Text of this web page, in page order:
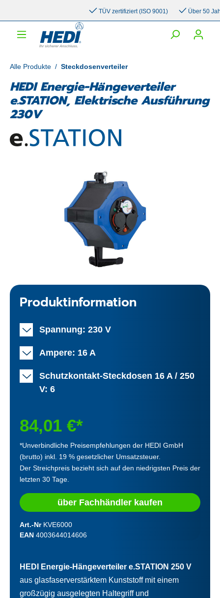
TÜV zertifiziert (ISO 9001) Über 50
Alle Produkte / Steckdosenverteiler
HEDI Energie-Hängeverteiler
e.STATION, Elektrische Ausführung
230V
Produktinformation
Spannung: 230 V
Ampere: 16 A
Schutzkontakt-Steckdosen 16 A / 250
V: 6
84,01 €*
*Unverbindliche Preisempfehlungen der HEDI GmbH
(brutto) inkl. 19 % gesetzlicher Umsatzsteuer.
Der Streichpreis bezieht sich auf den niedrigsten Preis der
letzten 30 Tage.
über Fachhändler kaufen
Art.-Nr KVE6000
EAN 4003644014606
HEDI Energie-Hängeverteiler e.STATION 250 V
aus glasfaserverstärktem Kunststoff mit einem
großzügig ausgelegten Haltegriff und